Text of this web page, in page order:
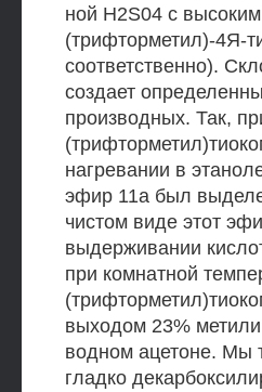
ной H2S04 с
(трифторметил)-4Я-
соответственно).
создает
производных. Так,
нагревании в
эфир 11а был
чистом виде этот
выдерживании
при комнатной
выходом 23%
водном ацетоне. Мы
гладко